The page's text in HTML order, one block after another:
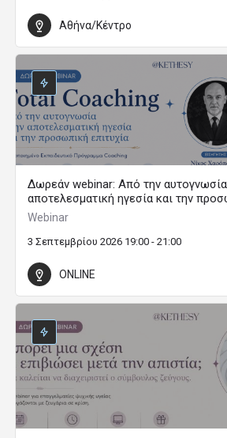
Αθήνα/Κέντρο
Δωρεάν webinar: Από την
αποτελεσματική ηγεσία και την
Webinar
3 Σεπτεμβρίου 2026 19:00 - 21:00
ONLINE